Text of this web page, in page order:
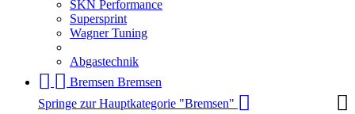
SKN Performance
Supersprint
Wagner Tuning
Abgastechnik
Bremsen Bremsen
Springe zur Hauptkategorie "Bremsen"